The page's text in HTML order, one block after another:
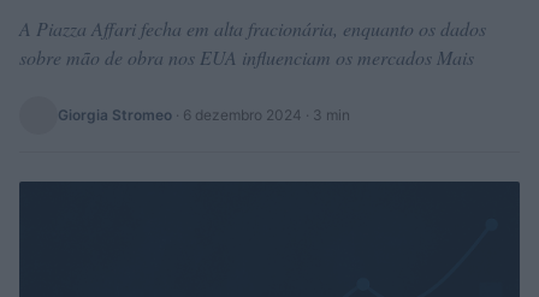
A Piazza Affari fecha em alta fracionária, enquanto os dados
sobre mão de obra nos EUA influenciam os mercados Mais
Giorgia Stromeo · 6 dezembro 2024 · 3 min